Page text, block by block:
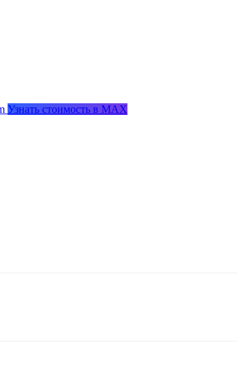
Узнать стоимость в MAX